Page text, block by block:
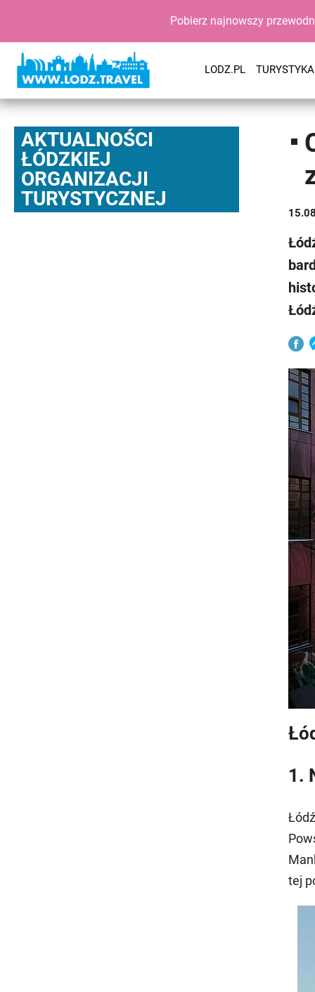
Pobierz najnowszy
LODZ.PL TURYSTYKA
AKTUALNOŚCI
ŁÓDZKIEJ
ORGANIZACJI
TURYSTYCZNEJ
1.
tej